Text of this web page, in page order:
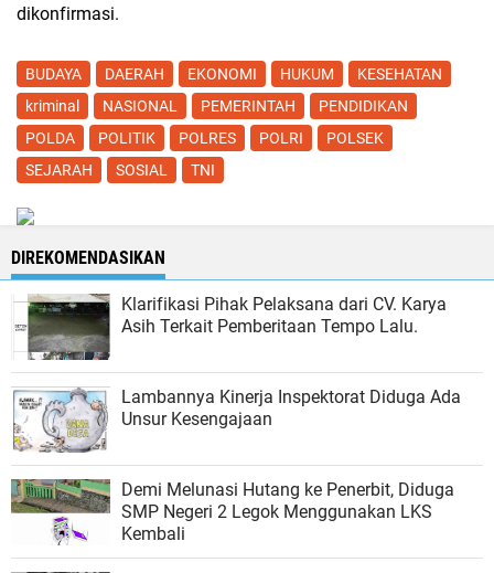
dikonfirmasi.
BUDAYA DAERAH EKONOMI HUKUM
KESEHATAN
kriminal
NASIONAL PEMERINTAH
PENDIDIKAN
POLDA
POLITIK POLRES POLRI
POLSEK
SEJARAH
SOSIAL TNI
DIREKOMENDASIKAN
Klarifikasi Pihak Pelaksana dari CV. Karya
Asih Terkait Pemberitaan Tempo Lalu.
Lambannya Kinerja Inspektorat Diduga Ada
Unsur Kesengajaan
Demi Melunasi Hutang ke Penerbit, Diduga
SMP Negeri 2 Legok Menggunakan LKS
Kembali